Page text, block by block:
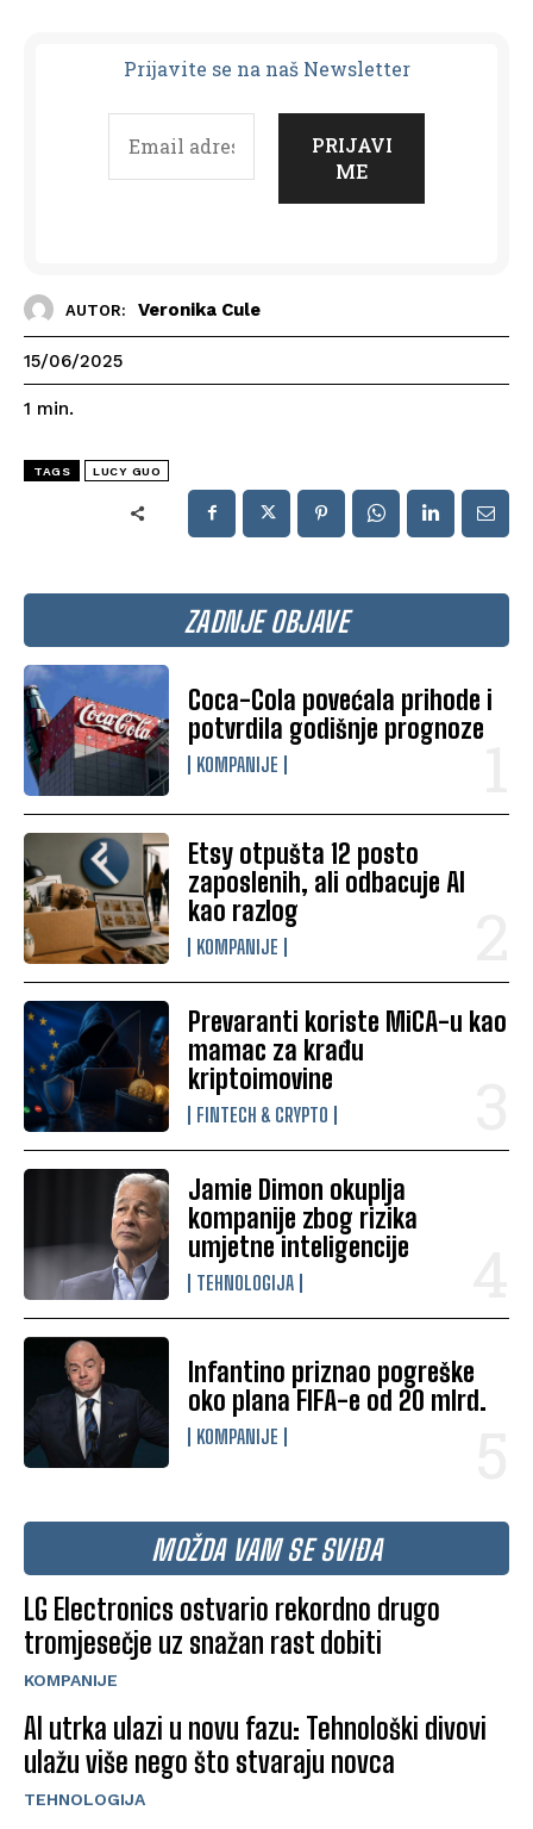
ZADNJE OBJAVE
Coca-Cola povećala prihode i
potvrdila godišnje prognoze
KOMPANIJE
Etsy otpušta 12 posto
zaposlenih, ali odbacuje AI
kao razlog
KOMPANIJE
Prevaranti koriste MiCA-u kao
mamac za krađu
kriptoimovine
FINTECH & CRYPTO
Jamie Dimon okuplja
kompanije zbog rizika
umjetne inteligencije
TEHNOLOGIJA
Infantino priznao pogreške
oko plana FIFA-e od 20 mlrd.
KOMPANIJE
MOŽDA VAM SE SVIĐA
LG Electronics ostvario rekordno drugo
tromjesečje uz snažan rast dobiti
KOMPANIJE
AI utrka ulazi u novu fazu: Tehnološki divovi
ulažu više nego što stvaraju novca
TEHNOLOGIJA
Prijavite se na naš Newsletter
AUTOR: Veronika Cule
15/06/2025
1 min.
TAGS LUCY GUO